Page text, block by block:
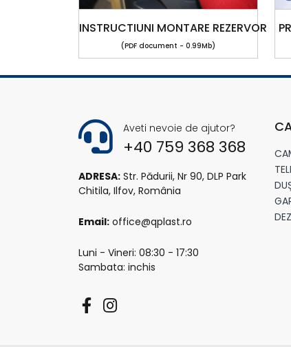
INSTRUCTIUNI MONTARE REZERVOR
(PDF document - 0.99Mb)
Aveti nevoie de ajutor?
+40 759 368 368
ADRESA: Str. Pădurii, Nr 90, DLP Park
Chitila, Ilfov, România
Email: office@qplast.ro
Luni - Vineri: 08:30 - 17:30
Sambata: inchis